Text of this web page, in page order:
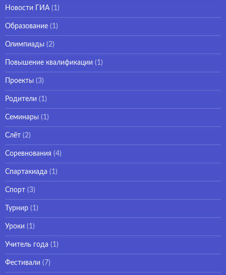
Новости ГИА(1)
Образование (1)
Олимпиады (2)
Повышение квалификации (1)
Проекты (3)
Родители (1)
Семинары (1)
Слёт (2)
Соревнования (4)
Спартакиада (1)
Спорт (3)
Турнир (1)
Уроки (1)
Учитель года (1)
Фестивали (7)